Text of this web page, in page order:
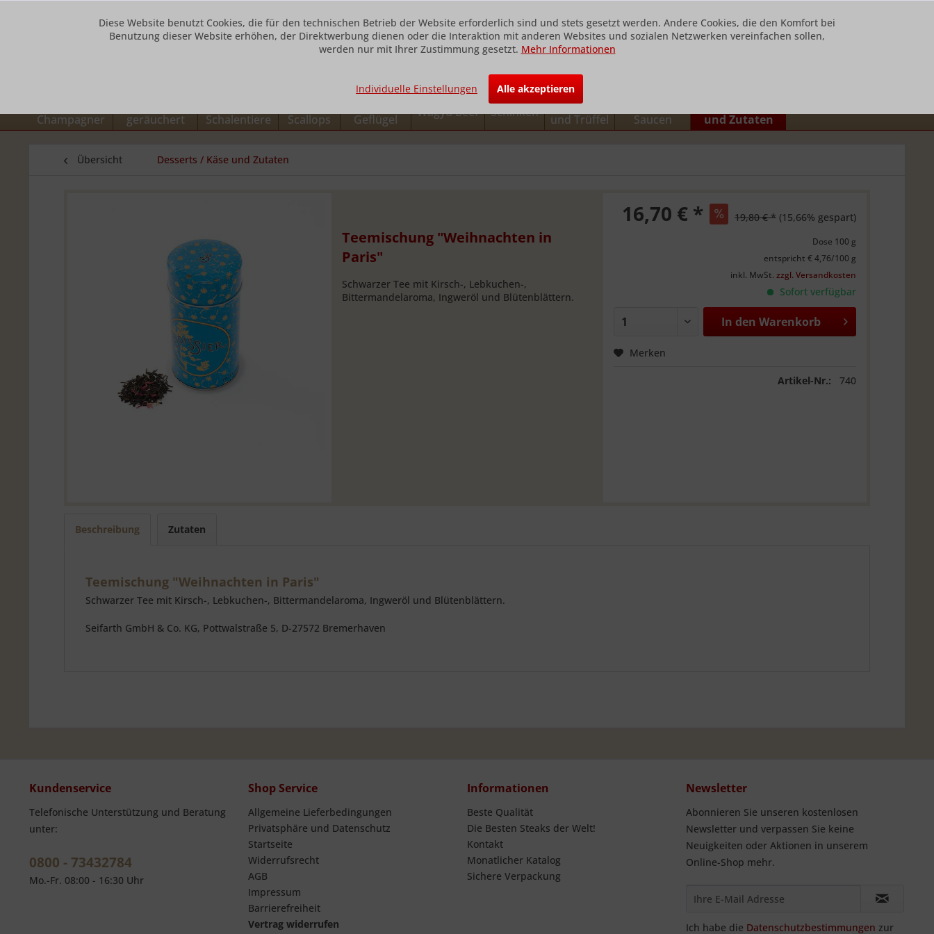
Champagner
geräuchert
Schalentiere
Scallops
Geflügel
Wagyu Beef Schinken
Foie Gras
und Trüffel
Saucen
und Zutaten
Übersicht Desserts / Käse und Zutaten
Teemischung "Weihnachten in
Paris"
Schwarzer Tee mit Kirsch-, Lebkuchen-,
Bittermandelaroma, Ingweröl und Blütenblättern.
16,70 € * 19,80 € * (15,66% gespart)
Dose 100 g
entspricht € 4,76/100 g
inkl. MwSt. zzgl. Versandkosten
Sofort verfügbar
In den Warenkorb
Merken
Artikel-Nr.: 740
Beschreibung Zutaten
Teemischung "Weihnachten in Paris"
Schwarzer Tee mit Kirsch-, Lebkuchen-, Bittermandelaroma, Ingweröl und Blütenblättern.
Seifarth GmbH & Co. KG, Pottwalstraße 5, D-27572 Bremerhaven
Kundenservice
Telefonische Unterstützung und Beratung
unter:
0800 - 73432784
Mo.-Fr. 08:00 - 16:30 Uhr
Shop Service
Allgemeine Lieferbedingungen
Privatsphäre und Datenschutz
Startseite
Widerrufsrecht
AGB
Impressum
Barrierefreiheit
Vertrag widerrufen
Informationen
Beste Qualität
Die Besten Steaks der Welt!
Kontakt
Monatlicher Katalog
Sichere Verpackung
Newsletter
Abonnieren Sie unseren kostenlosen
Newsletter und verpassen Sie keine
Neuigkeiten oder Aktionen in unserem
Online-Shop mehr.
Ich habe die Datenschutzbestimmungen zur
Diese Website benutzt Cookies, die für den technischen Betrieb der Website erforderlich sind und stets gesetzt werden. Andere Cookies, die den Komfort bei
Benutzung dieser Website erhöhen, der Direktwerbung dienen oder die Interaktion mit anderen Websites und sozialen Netzwerken vereinfachen sollen,
werden nur mit Ihrer Zustimmung gesetzt. Mehr Informationen
Individuelle Einstellungen Alle akzeptieren